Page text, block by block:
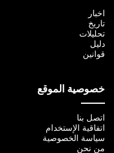
اخبار
تاريخ
تحليلات
دليل
قوانين
خصوصية الموقع
اتصل بنا
اتفاقية الإستخدام
سياسة الخصوصية
من نحن